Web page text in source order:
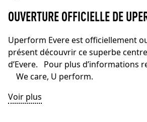
OUVERTURE OFFICIELLE DE
Uperform Evere est officiellement
présent découvrir ce superbe
d’Evere. Pour plus d’informations
We care, U perform.
Voir plus